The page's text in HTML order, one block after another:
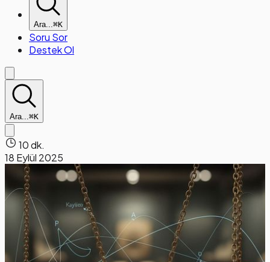
Ara...⌘K
Soru Sor
Destek Ol
Ara...⌘K
10 dk.
18 Eylül 2025